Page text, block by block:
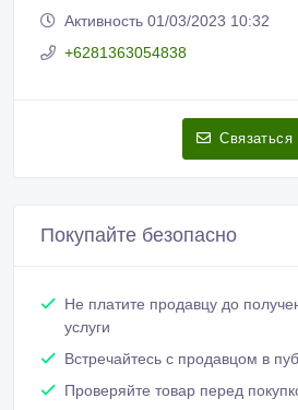
Активность 01/03/2023 10:32
+6281363054838
Связаться
Покупайте безопасно
Не платите продавцу до
услуги
Встречайтесь с продавцом в
Проверяйте товар перед